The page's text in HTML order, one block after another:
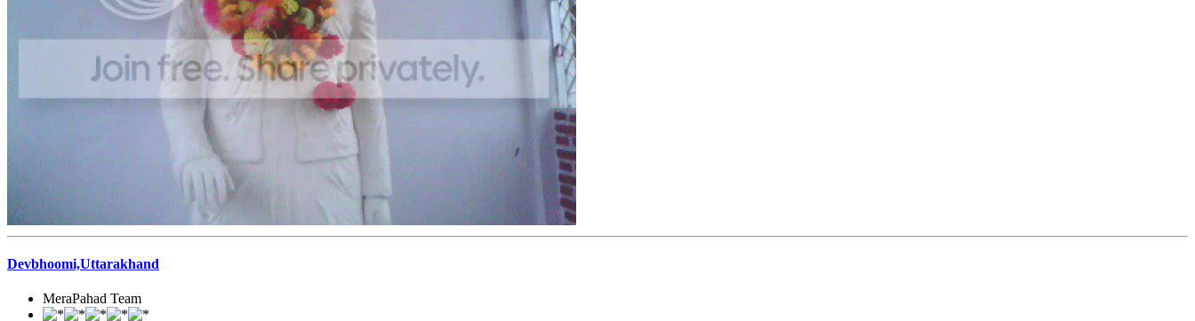
Devbhoomi,Uttarakhand
MeraPahad Team